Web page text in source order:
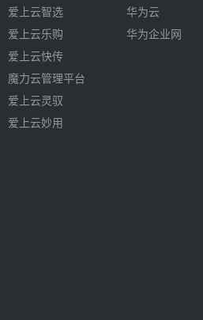
爱上云智选
爱上云乐购
爱上云快传
魔力云管理平台
爱上云灵驭
爱上云妙用
华为云
华为企业网